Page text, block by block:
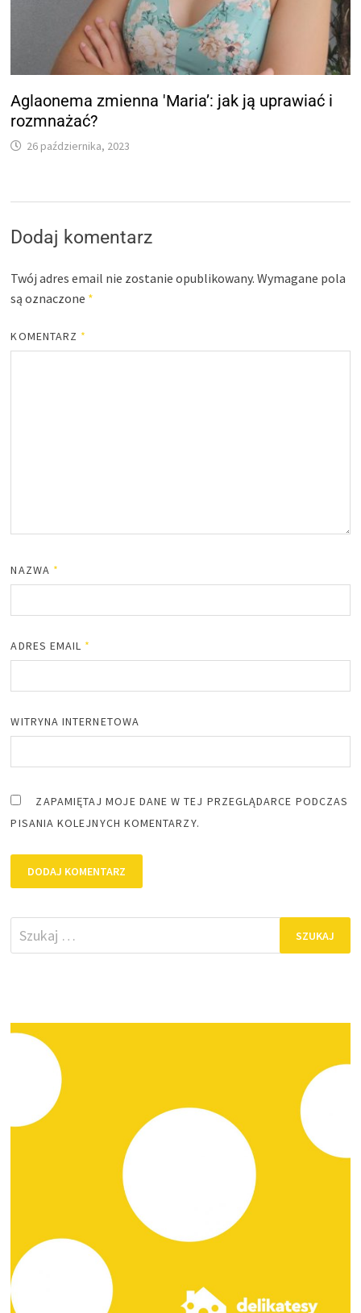
Aglaonema zmienna 'Maria’: jak ją uprawiać i
rozmnażać?
26 października, 2023
Dodaj komentarz
Twój adres email nie zostanie opublikowany. Wymagane pola
są oznaczone *
KOMENTARZ *
NAZWA *
ADRES EMAIL *
WITRYNA INTERNETOWA
ZAPAMIĘTAJ MOJE DANE W TEJ PRZEGLĄDARCE PODCZAS
PISANIA KOLEJNYCH KOMENTARZY.
Szukaj: